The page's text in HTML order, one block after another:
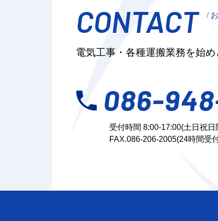
CONTACT /
電気工事・各種運搬業務を始
086-
受付時間 8:00-17:00(土日祝日
FAX.086-206-2005(24時間受